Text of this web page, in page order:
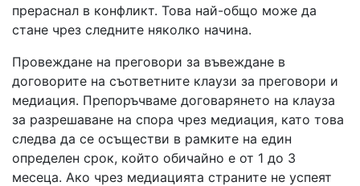
прераснал в конфликт. Това най-общо може да
стане чрез следните няколко начина.
Провеждане на преговори за въвеждане в
договорите на съответните клаузи за преговори и
медиация. Препоръчваме договарянето на клауза
за разрешаване на спора чрез медиация, като това
следва да се осъществи в рамките на един
определен срок, който обичайно е от 1 до 3
месеца. Ако чрез медиацията страните не успеят